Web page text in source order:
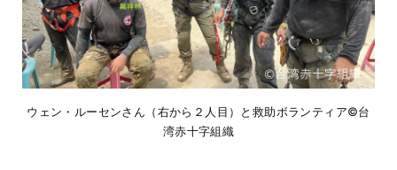
ウェン・ルーセンさん（右から２人目）と救助ボランティア©台
湾赤十字組織